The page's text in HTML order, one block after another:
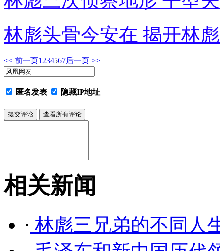
林彪头骨今安在 揭开林
<< 前一页1 234567后一页 >>
匿名发表 隐藏IP地址
相关新闻
· 林彪三兄弟的不同人